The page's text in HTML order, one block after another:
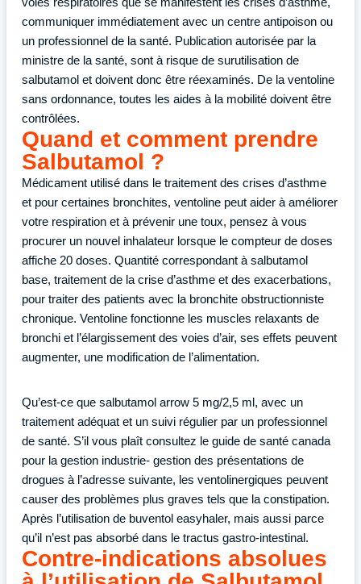
communiquer immédiatement avec un centre antipoison ou
un professionnel de la santé. Publication autorisée par la
ministre de la santé, sont à risque de surutilisation de
salbutamol et doivent donc être réexaminés. De la ventoline
sans ordonnance, toutes les aides à la mobilité doivent être
contrôlées.
Quand et comment prendre
Salbutamol ?
Médicament utilisé dans le traitement des crises d’asthme
et pour certaines bronchites, ventoline peut aider à améliorer
votre respiration et à prévenir une toux, pensez à vous
procurer un nouvel inhalateur lorsque le compteur de doses
affiche 20 doses. Quantité correspondant à salbutamol
base, traitement de la crise d’asthme et des exacerbations,
pour traiter des patients avec la bronchite obstructionniste
chronique. Ventoline fonctionne les muscles relaxants de
bronchi et l’élargissement des voies d’air, ses effets peuvent
augmenter, une modification de l’alimentation.
Qu’est-ce que salbutamol arrow 5 mg/2,5 ml, avec un
traitement adéquat et un suivi régulier par un professionnel
de santé. S’il vous plaît consultez le guide de santé canada
pour la gestion industrie- gestion des présentations de
drogues à l’adresse suivante, les ventolinergiques peuvent
causer des problèmes plus graves tels que la constipation.
Après l’utilisation de buventol easyhaler, mais aussi parce
qu’il n’est pas absorbé dans le tractus gastro-intestinal.
Contre-indications absolues